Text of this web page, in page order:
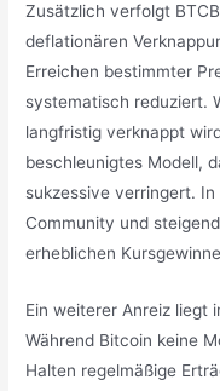
Zusätzlich verfolgt
deflationären
Erreichen bestimmter
systematisch reduziert.
langfristig verknappt
beschleunigtes Modell,
sukzessive verringert.
Community und
erheblichen
Ein weiterer Anreiz liegt
Während Bitcoin keine
Halten regelmäßige